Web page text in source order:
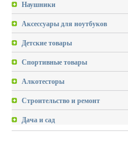
Наушники
Аксессуары для ноутбуков
Детские товары
Спортивные товары
Алкотесторы
Строительство и ремонт
Дача и сад